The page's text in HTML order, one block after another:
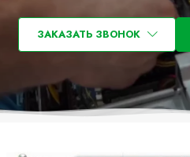
ЗАКАЗАТЬ ЗВОНОК